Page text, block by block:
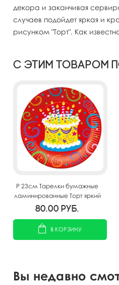
декора и заканчивая
случаев подойдет яркая и
рисунком "Торт". Как
С этим товаром
P 23см Тарелки бумажные
ламинированные Торт яркий
6шт
80.00 руб.
В КОРЗИНУ
Вы недавно